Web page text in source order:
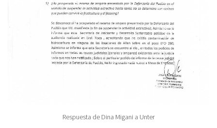
Respuesta de Dina Migani a Unter